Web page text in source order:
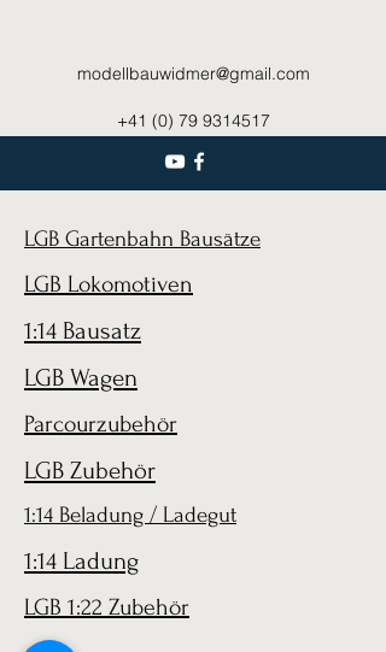
modellbauwidmer@gmail.com
+41 (0) 79 9314517
LGB Gartenbahn Bausätze
LGB Lokomotiven
1:14 Bausatz
LGB Wagen
Parcourzubehör
LGB Zubehör
1:14 Beladung / Ladegut
1:14 Ladung
LGB 1:22 Zubehör